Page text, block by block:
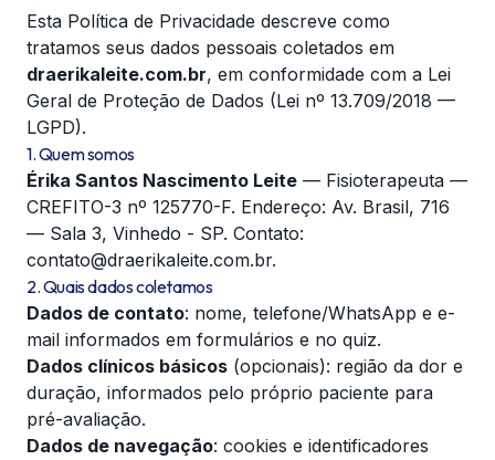
Esta Política de Privacidade descreve como
tratamos seus dados pessoais coletados em
draerikaleite.com.br, em conformidade com a Lei
Geral de Proteção de Dados (Lei nº 13.709/2018 —
LGPD).
1. Quem somos
Érika Santos Nascimento Leite — Fisioterapeuta —
CREFITO-3 nº 125770-F. Endereço: Av. Brasil, 716
— Sala 3, Vinhedo - SP. Contato:
contato@draerikaleite.com.br.
2. Quais dados coletamos
Dados de contato: nome, telefone/WhatsApp e e-
mail informados em formulários e no quiz.
Dados clínicos básicos (opcionais): região da dor e
duração, informados pelo próprio paciente para
pré-avaliação.
Dados de navegação: cookies e identificadores